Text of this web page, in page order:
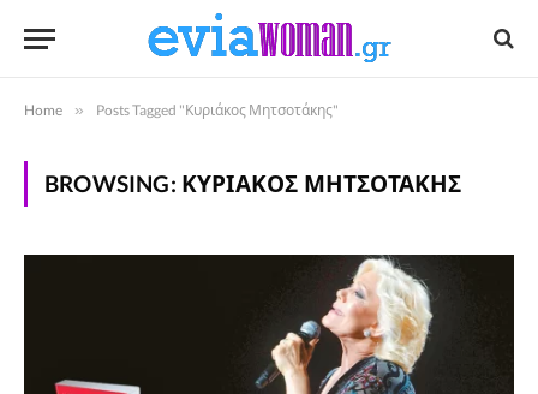
Home » Posts Tagged "Κυριάκος Μητσοτάκης"
BROWSING: ΚΥΡΙΆΚΟΣ ΜΗΤΣΟΤΆΚΗΣ